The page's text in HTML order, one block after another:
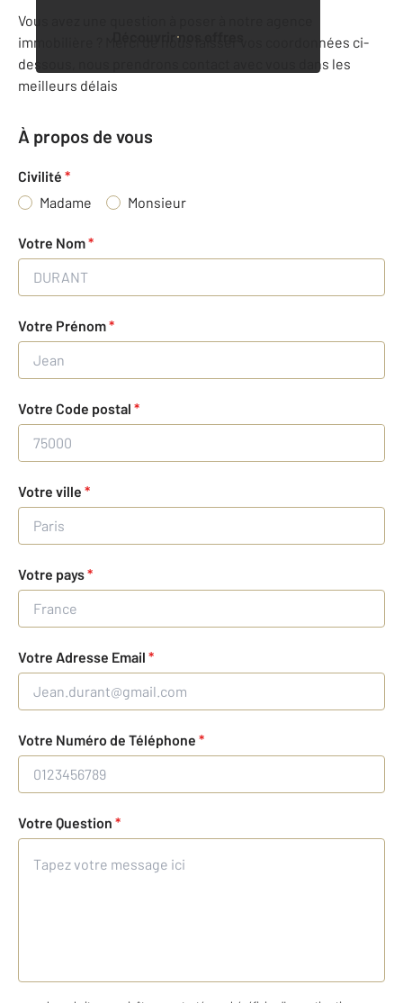
Découvrir nos offres
Vous avez une question à poser à notre agence
immobilière ? Merci de nous laisser vos coordonnées ci-
dessous, nous prendrons contact avec vous dans les
meilleurs délais
À propos de vous
Civilité *
Madame
Monsieur
Votre Nom*
Votre Prénom*
Votre Code postal *
Votre ville *
Votre pays*
Votre Adresse Email *
Votre Numéro de Téléphone *
Votre Question *